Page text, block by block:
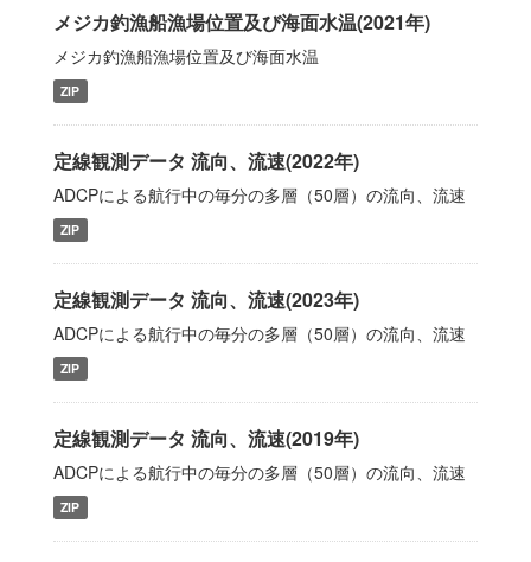
メジカ釣漁船漁場位置及び海面水温(2021年)
メジカ釣漁船漁場位置及び海面水温
ZIP
定線観測データ 流向、流速(2022年)
ADCPによる航行中の毎分の多層（50層）の流向、流速
ZIP
定線観測データ 流向、流速(2023年)
ADCPによる航行中の毎分の多層（50層）の流向、流速
ZIP
定線観測データ 流向、流速(2019年)
ADCPによる航行中の毎分の多層（50層）の流向、流速
ZIP